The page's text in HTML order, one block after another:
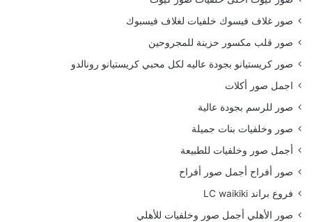
صور غلاف فيسوك خلفيات لغلاف فيسبوك
صور قلب مكسور حزينة للمجروحين
صور كريستيانو بجودة عاليه لكل محبي كريستيانو رونالدو
اجمل صور أكلات
صور للرسم بجودة عالية
صور وخلفيات بنات جميلة
أجمل صور وخلفيات للطبيعة
صور أفراح أجمل صور أفراح
فروع براند LC waikiki
صور الأهلي أجمل صور وخلفيات للأهلي